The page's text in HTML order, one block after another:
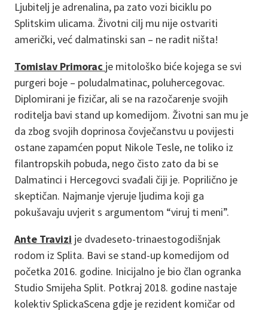
Ljubitelj je adrenalina, pa zato vozi biciklu po
Splitskim ulicama. Životni cilj mu nije ostvariti
američki, već dalmatinski san – ne radit ništa!
Tomislav Primorac je mitološko biće kojega se svi
purgeri boje – poludalmatinac, poluhercegovac.
Diplomirani je fizičar, ali se na razočarenje svojih
roditelja bavi stand up komedijom. Životni san mu je
da zbog svojih doprinosa čovječanstvu u povijesti
ostane zapamćen poput Nikole Tesle, ne toliko iz
filantropskih pobuda, nego čisto zato da bi se
Dalmatinci i Hercegovci svađali čiji je. Poprilično je
skeptičan. Najmanje vjeruje ljudima koji ga
pokušavaju uvjerit s argumentom “viruj ti meni”.
Ante Travizi je dvadeseto-trinaestogodišnjak
rodom iz Splita. Bavi se stand-up komedijom od
početka 2016. godine. Inicijalno je bio član ogranka
Studio Smijeha Split. Potkraj 2018. godine nastaje
kolektiv SplickaScena gdje je rezident komičar od